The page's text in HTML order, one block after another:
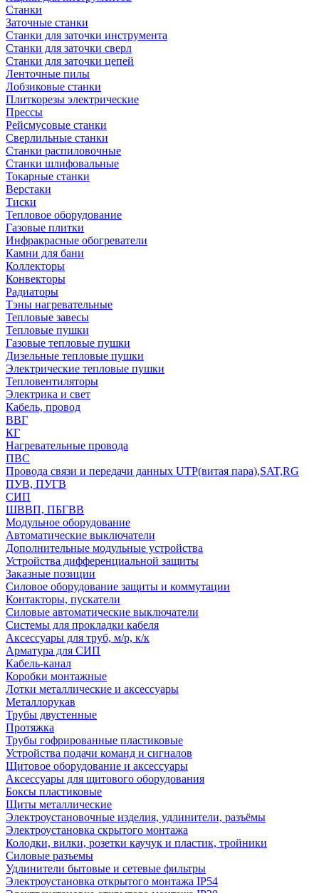
Станки
Заточные станки
Станки для заточки инструмента
Станки для заточки сверл
Станки для заточки цепей
Ленточные пилы
Лобзиковые станки
Плиткорезы электрические
Прессы
Рейсмусовые станки
Сверлильные станки
Станки распиловочные
Станки шлифовальные
Токарные станки
Верстаки
Тиски
Тепловое оборудование
Газовые плитки
Инфракрасные обогреватели
Камни для бани
Коллекторы
Конвекторы
Радиаторы
Тэны нагревательные
Тепловые завесы
Тепловые пушки
Газовые тепловые пушки
Дизельные тепловые пушки
Электрические тепловые пушки
Тепловентиляторы
Электрика и свет
Кабель, провод
ВВГ
КГ
Нагревательные провода
ПВС
Провода связи и передачи данных UTP(витая пара),SAT,RG
ПУВ, ПУГВ
СИП
ШВВП, ПБГВВ
Модульное оборудование
Автоматические выключатели
Дополнительные модульные устройства
Устройства дифференциальной защиты
Заказные позиции
Силовое оборудование защиты и коммутации
Контакторы, пускатели
Силовые автоматические выключатели
Системы для прокладки кабеля
Аксессуары для труб, м/р, к/к
Арматура для СИП
Кабель-канал
Коробки монтажные
Лотки металлические и аксессуары
Металлорукав
Трубы двустенные
Протяжка
Трубы гофрированные пластиковые
Устройства подачи команд и сигналов
Щитовое оборудование и аксессуары
Аксессуары для щитового оборудования
Боксы пластиковые
Щиты металлические
Электроустановочные изделия, удлинители, разъёмы
Электроустановка скрытого монтажа
Колодки, вилки, розетки каучук и пластик, тройники
Силовые разъемы
Удлинители бытовые и сетевые фильтры
Электроустановка открытого монтажа IP54